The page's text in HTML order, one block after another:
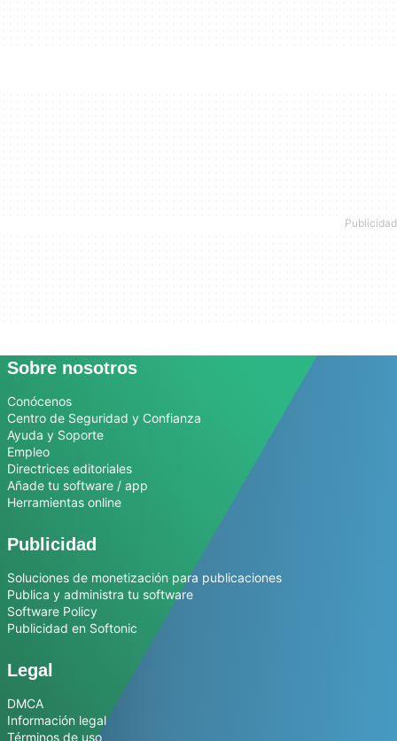
Sobre nosotros
Conócenos
Centro de Seguridad y Confianza
Ayuda y Soporte
Empleo
Directrices editoriales
Añade tu software / app
Herramientas online
Publicidad
Soluciones de monetización para publicaciones
Publica y administra tu software
Software Policy
Publicidad en Softonic
Legal
DMCA
Información legal
Términos de uso